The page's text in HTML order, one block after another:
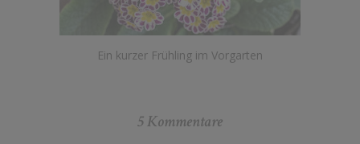
Ein kurzer Frühling im Vorgarten
5 Kommentare